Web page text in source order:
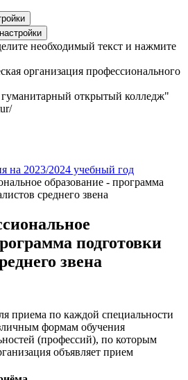
необходимый текст и нажмите
организация профессионального
открытый колледж"
на 2023/2024 учебный год
образование - программа
среднего звена
подготовки
звена
приема по каждой специальности
формам обучения
(профессий), по которым
объявляет прием